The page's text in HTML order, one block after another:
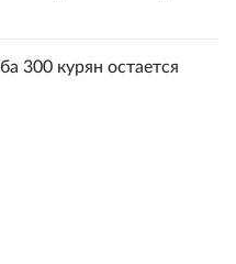
300 курян остается